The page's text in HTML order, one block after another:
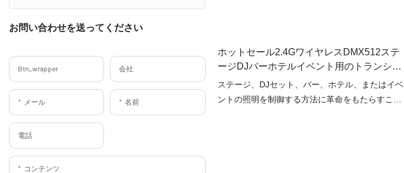
お問い合わせを送ってください
Btn_wrapper 会社
メール 名前
電話
コンテンツ
ホットセール2.4GワイヤレスDMX512ステ
ージDJバーホテルイベント用のトランシー
バーライトDMXコンソールYY-DMX007
YUANYELED
ステージ、DJセット、バー、ホテル、またはイベ
ントの照明を制御する方法に革命をもたらすこと